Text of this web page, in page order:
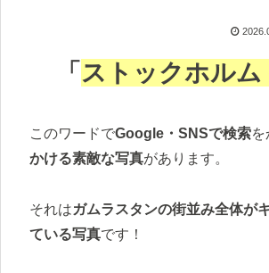
「 ストックホルム
このワードでGoogle・SNSで検索を
かける素敵な写真があります。
それはガムラスタンの街並み全体が
ている写真です！